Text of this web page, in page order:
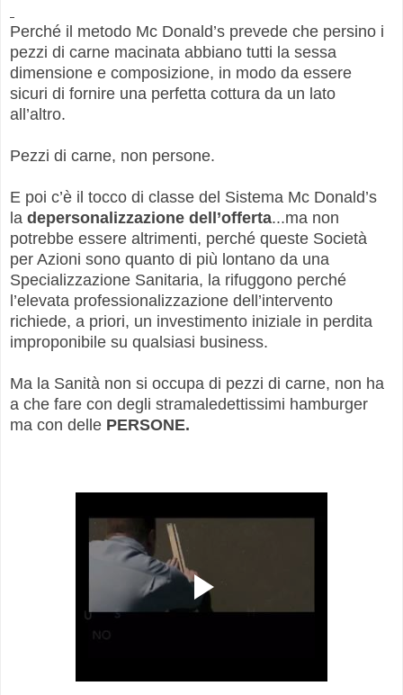
Perché il metodo Mc Donald’s prevede che persino i
pezzi di carne macinata abbiano tutti la sessa
dimensione e composizione, in modo da essere
sicuri di fornire una perfetta cottura da un lato
all’altro.
Pezzi di carne, non persone.
E poi c’è il tocco di classe del Sistema Mc Donald’s
la depersonalizzazione dell’offerta...ma non
potrebbe essere altrimenti, perché queste Società
per Azioni sono quanto di più lontano da una
Specializzazione Sanitaria, la rifuggono perché
l’elevata professionalizzazione dell’intervento
richiede, a priori, un investimento iniziale in perdita
improponibile su qualsiasi business.
Ma la Sanità non si occupa di pezzi di carne, non ha
a che fare con degli stramaledettissimi hamburger
ma con delle PERSONE.